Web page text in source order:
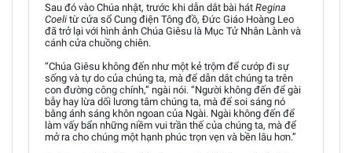
Sau đó vào Chúa nhật, trước khi dẫn dắt bài hát Regina
Coeli từ cửa sổ Cung điện Tông đồ, Đức Giáo Hoàng Leo
đã trở lại với hình ảnh Chúa Giêsu là Mục Tử Nhân Lành và
cánh cửa chuồng chiên.
“Chúa Giêsu không đến như một kẻ trộm để cướp đi sự
sống và tự do của chúng ta, mà để dẫn dắt chúng ta trên
con đường công chính,” ngài nói. “Người không đến để gài
bẫy hay lừa dối lương tâm chúng ta, mà để soi sáng nó
bằng ánh sáng khôn ngoan của Ngài. Ngài không đến để
làm vấy bẩn những niềm vui trần thế của chúng ta, mà để
mở ra cho chúng một hạnh phúc trọn vẹn và bền lâu hơn.”